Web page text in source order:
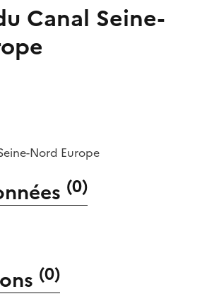
Canal Seine-
Nord Europe
(0)
(0)